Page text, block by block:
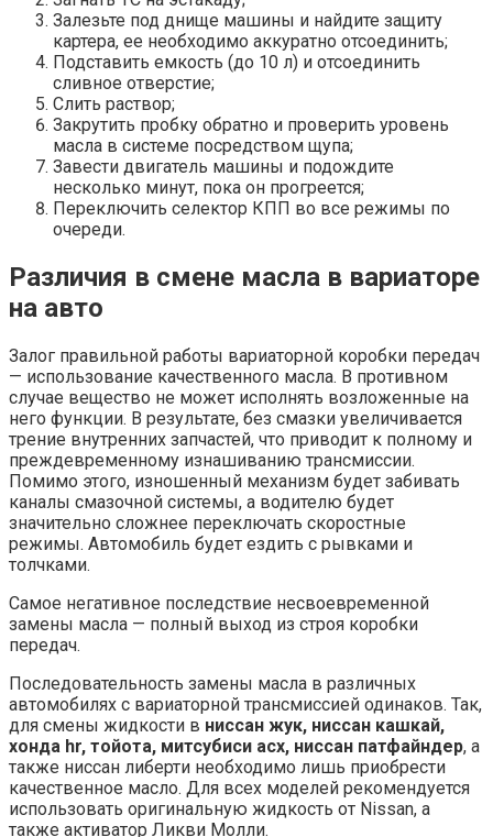
Залезьте под днище машины и найдите защиту
картера, ее необходимо аккуратно отсоединить;
Подставить емкость (до 10 л) и отсоединить
сливное отверстие;
Слить раствор;
Закрутить пробку обратно и проверить уровень
масла в системе посредством щупа;
Завести двигатель машины и подождите
несколько минут, пока он прогреется;
Переключить селектор КПП во все режимы по
очереди.
Различия в смене масла в вариаторе
на авто
Залог правильной работы вариаторной коробки передач
— использование качественного масла. В противном
случае вещество не может исполнять возложенные на
него функции. В результате, без смазки увеличивается
трение внутренних запчастей, что приводит к полному и
преждевременному изнашиванию трансмиссии.
Помимо этого, изношенный механизм будет забивать
каналы смазочной системы, а водителю будет
значительно сложнее переключать скоростные
режимы. Автомобиль будет ездить с рывками и
толчками.
Самое негативное последствие несвоевременной
замены масла — полный выход из строя коробки
передач.
Последовательность замены масла в различных
автомобилях с вариаторной трансмиссией одинаков. Так,
для смены жидкости в ниссан жук, ниссан кашкай,
хонда hr, тойота, митсубиси асх, ниссан патфайндер, а
также ниссан либерти необходимо лишь приобрести
качественное масло. Для всех моделей рекомендуется
использовать оригинальную жидкость от Nissan, а
также активатор Ликви Молли.